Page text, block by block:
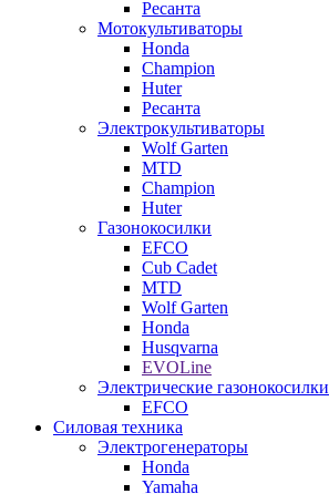
Ресанта
Мотокультиваторы
Honda
Champion
Huter
Ресанта
Электрокультиваторы
Wolf Garten
MTD
Champion
Huter
Газонокосилки
EFCO
Cub Cadet
MTD
Wolf Garten
Honda
Husqvarna
EVOLine
Электрические газонокосилки
EFCO
Силовая техника
Электрогенераторы
Honda
Yamaha